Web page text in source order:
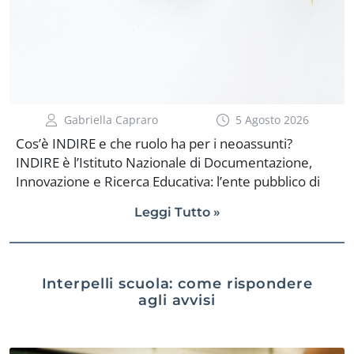
Gabriella Capraro 5 Agosto 2026
Cos’è INDIRE e che ruolo ha per i neoassunti?
INDIRE è l’Istituto Nazionale di Documentazione,
Innovazione e Ricerca Educativa: l’ente pubblico di
MIM, che supporta la formazione dei docenti
neoassunti. Quando un docente entra in ruolo, la
digitale in cui documentare l’intero anno di
formazione e prova. L’ambiente online si trova su
neoassunti.indire.it e consente di compilare e
Leggi Tutto »
Interpelli scuola: come rispondere
agli avvisi